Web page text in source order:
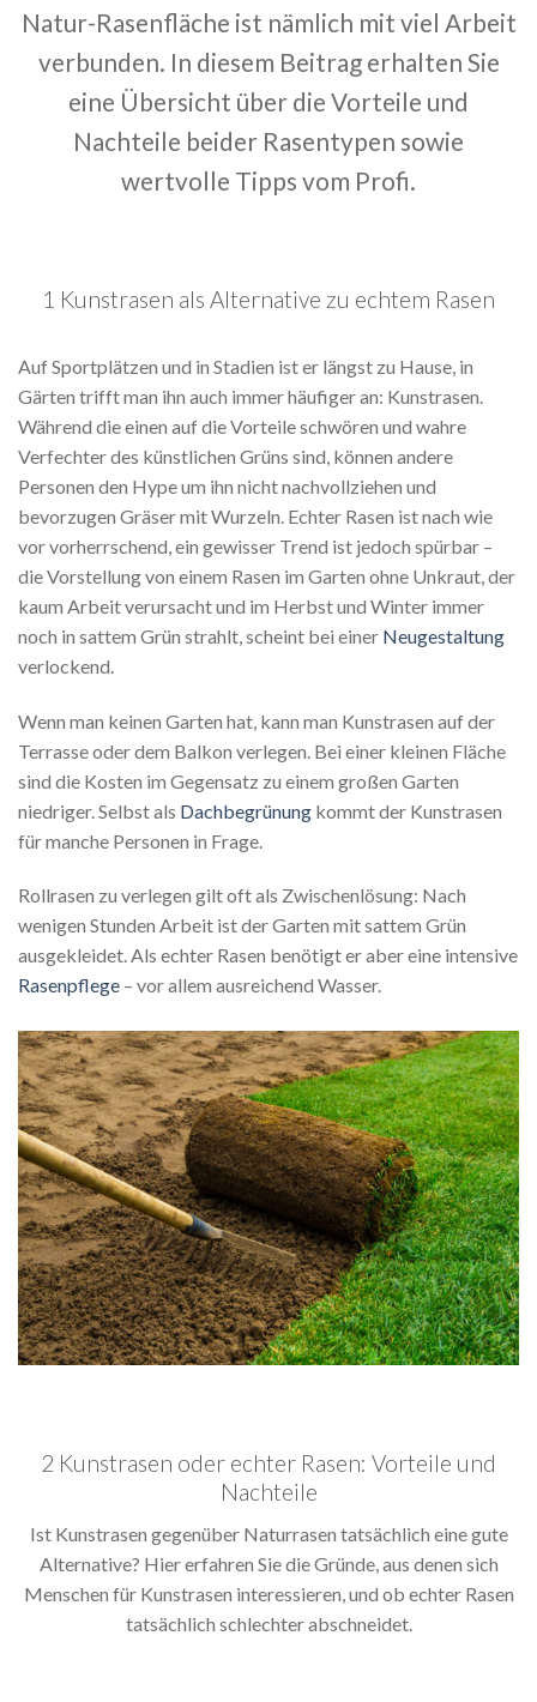
Natur-Rasenfläche ist nämlich mit viel Arbeit
verbunden. In diesem Beitrag erhalten Sie
eine Übersicht über die Vorteile und
Nachteile beider Rasentypen sowie
wertvolle Tipps vom Profi.
1 Kunstrasen als Alternative zu echtem Rasen
Auf Sportplätzen und in Stadien ist er längst zu Hause, in
Gärten trifft man ihn auch immer häufiger an: Kunstrasen.
Während die einen auf die Vorteile schwören und wahre
Verfechter des künstlichen Grüns sind, können andere
Personen den Hype um ihn nicht nachvollziehen und
bevorzugen Gräser mit Wurzeln. Echter Rasen ist nach wie
vor vorherrschend, ein gewisser Trend ist jedoch spürbar –
die Vorstellung von einem Rasen im Garten ohne Unkraut, der
kaum Arbeit verursacht und im Herbst und Winter immer
noch in sattem Grün strahlt, scheint bei einer Neugestaltung
verlockend.
Wenn man keinen Garten hat, kann man Kunstrasen auf der
Terrasse oder dem Balkon verlegen. Bei einer kleinen Fläche
sind die Kosten im Gegensatz zu einem großen Garten
niedriger. Selbst als Dachbegrünung kommt der Kunstrasen
für manche Personen in Frage.
Rollrasen zu verlegen gilt oft als Zwischenlösung: Nach
wenigen Stunden Arbeit ist der Garten mit sattem Grün
ausgekleidet. Als echter Rasen benötigt er aber eine intensive
Rasenpflege – vor allem ausreichend Wasser.
2 Kunstrasen oder echter Rasen: Vorteile und
Nachteile
Ist Kunstrasen gegenüber Naturrasen tatsächlich eine gute
Alternative? Hier erfahren Sie die Gründe, aus denen sich
Menschen für Kunstrasen interessieren, und ob echter Rasen
tatsächlich schlechter abschneidet.